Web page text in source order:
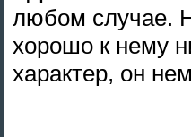
любом случае.
хорошо к нему
характер, он